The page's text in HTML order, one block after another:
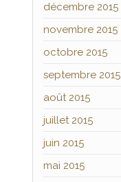
décembre 2015
novembre 2015
octobre 2015
septembre 2015
août 2015
juillet 2015
juin 2015
mai 2015